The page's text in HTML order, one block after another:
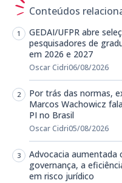
Conteúdos
GEDAI/UFPR abre
pesquisadores de
em 2026 e 2027
Oscar Cidri06/08/2026
Por trás das normas,
Marcos Wachowicz
PI no Brasil
Oscar Cidri05/08/2026
Advocacia aumentada
governança, a
em risco jurídico